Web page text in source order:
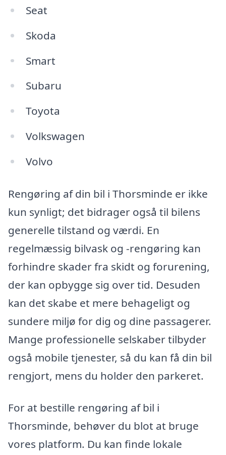
Seat
Skoda
Smart
Subaru
Toyota
Volkswagen
Volvo
Rengøring af din bil i Thorsminde er ikke
kun synligt; det bidrager også til bilens
generelle tilstand og værdi. En
regelmæssig bilvask og -rengøring kan
forhindre skader fra skidt og forurening,
der kan opbygge sig over tid. Desuden
kan det skabe et mere behageligt og
sundere miljø for dig og dine passagerer.
Mange professionelle selskaber tilbyder
også mobile tjenester, så du kan få din bil
rengjort, mens du holder den parkeret.
For at bestille rengøring af bil i
Thorsminde, behøver du blot at bruge
vores platform. Du kan finde lokale